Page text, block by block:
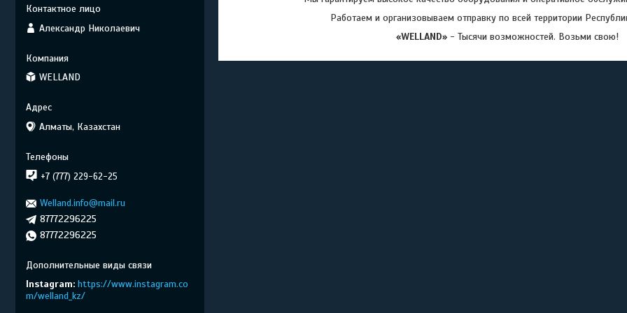
Работаем и организовываем отправку по всей территории
«WELLAND»- Тысячи возможностей. Возьми свою!
Александр Николаевич
WELLAND
Алматы, Казахстан
+7 (777) 229-62-25
Welland.info@mail.ru
87772296225
87772296225
Instagram https://www.instagram.co
m/welland_kz/